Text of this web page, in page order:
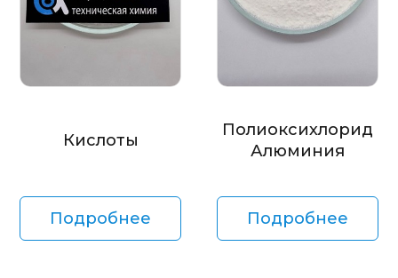
Кислоты
Подробнее
Полиоксихлорид
Алюминия
Подробнее